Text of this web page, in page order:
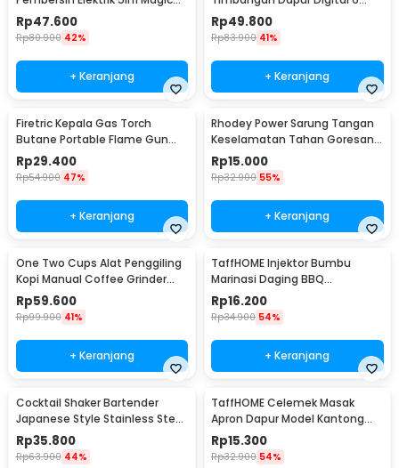
Brush Rechargeable - WQ8110
Rp47.600
Rp80.900 42%
+ Keranjang
Satuan 1kg 0.1g - i2000
Rp49.800
Rp83.900 41%
+ Keranjang
Firetric Kepala Gas Torch
Butane Portable Flame Gun
Adjustable - 807
Rp29.400
Rp54.900 47%
+ Keranjang
Rhodey Power Sarung Tangan
Keselamatan Tahan Goresan
Pisau - EN388
Rp15.000
Rp32.900 55%
+ Keranjang
One Two Cups Alat Penggiling
Kopi Manual Coffee Grinder
Portable - WFCG9800
Rp59.600
Rp99.900 41%
+ Keranjang
TaffHOME Injektor Bumbu
Marinasi Daging BBQ
Seasoning Injector - HC117
Rp16.200
Rp34.900 54%
+ Keranjang
Cocktail Shaker Bartender
Japanese Style Stainless Steel
200ml
Rp35.800
Rp63.900 44%
TaffHOME Celemek Masak
Apron Dapur Model Kantong
Pola Spatula - JJ41
Rp15.300
Rp32.900 54%